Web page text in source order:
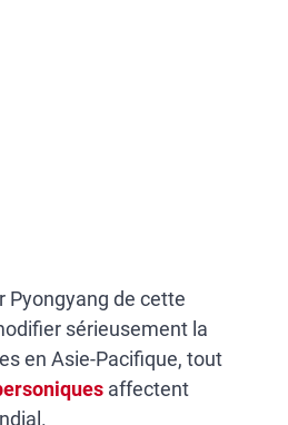
Pyongyang de cette
sérieusement la
en Asie-Pacifique, tout
affectent